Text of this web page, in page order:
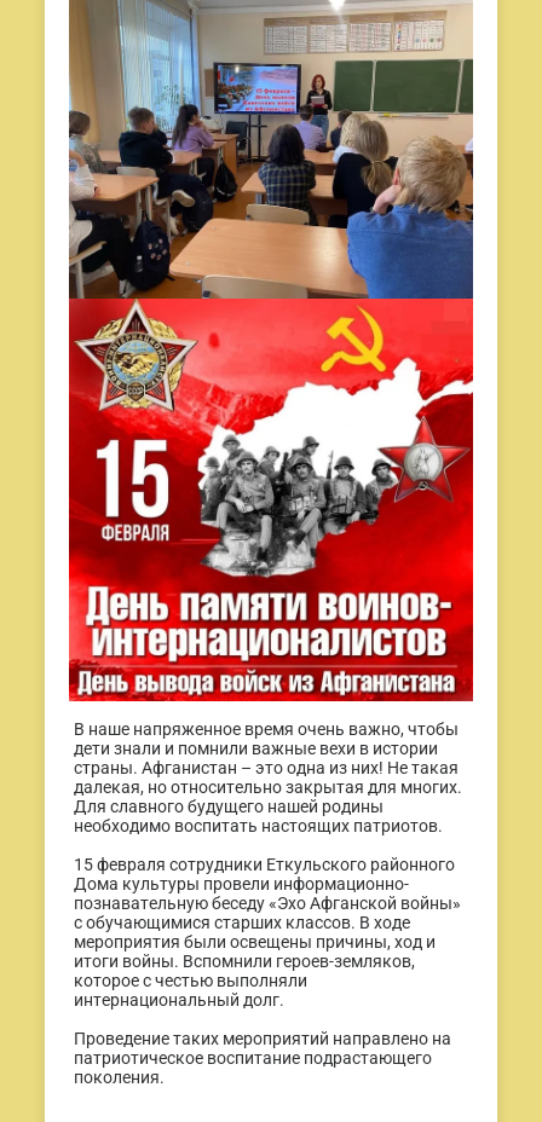
В наше напряженное время очень важно, чтобы
дети знали и помнили важные вехи в истории
страны. Афганистан – это одна из них! Не такая
далекая, но относительно закрытая для многих.
Для славного будущего нашей родины
необходимо воспитать настоящих патриотов.
15 февраля сотрудники Еткульского районного
Дома культуры провели информационно-
познавательную беседу «Эхо Афганской войны»
с обучающимися старших классов. В ходе
мероприятия были освещены причины, ход и
итоги войны. Вспомнили героев-земляков,
которое с честью выполняли
интернациональный долг.
Проведение таких мероприятий направлено на
патриотическое воспитание подрастающего
поколения.